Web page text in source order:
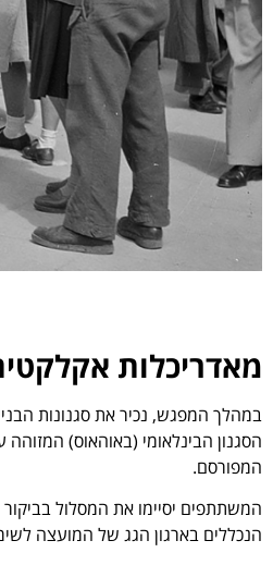
מאדריכלות
המפורסם.
הנכללים בארגון הגג של המועצה